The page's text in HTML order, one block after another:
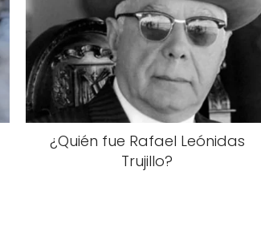
¿Quién fue Rafael Leónidas
Trujillo?